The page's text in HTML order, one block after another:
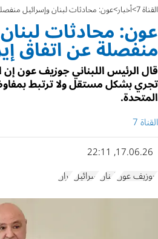
القناة 7 أخبار عون: محادثات لبنان وإسرائيل
عون: محادثات
منفصلة عن اتفاق
قال الرئيس اللبناني جوزيف عون
تجري بشكل مستقل ولا ترتبط
المتحدة.
القناة 7
17.06.26, 22:11
جوزيف عونلبنان إسرائيل إيران